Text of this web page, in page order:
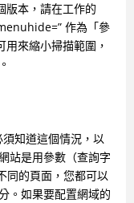
版本，請在工作的
作為「參
來縮小掃描範圍，
知道這個情況，以
站是用參數（查詢字
同的頁面，您都可以
。如果要配置網域的